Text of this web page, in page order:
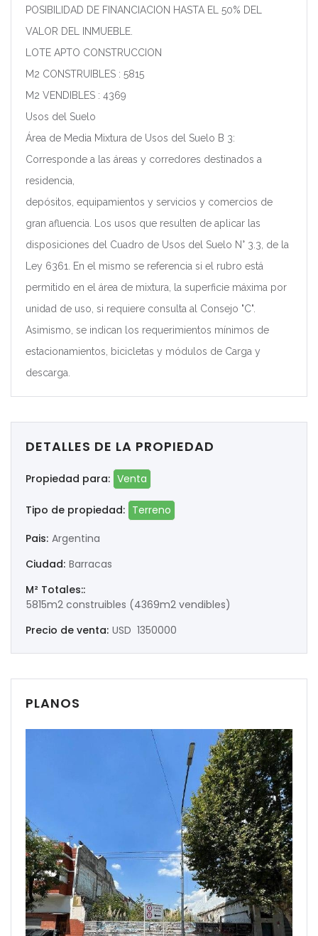
POSIBILIDAD DE FINANCIACION HASTA EL 50% DEL
VALOR DEL INMUEBLE.
LOTE APTO CONSTRUCCION
M2 CONSTRUIBLES : 5815
M2 VENDIBLES : 4369
Usos del Suelo
Área de Media Mixtura de Usos del Suelo B 3:
Corresponde a las áreas y corredores destinados a
residencia,
depósitos, equipamientos y servicios y comercios de
gran afluencia. Los usos que resulten de aplicar las
disposiciones del Cuadro de Usos del Suelo N° 3.3, de la
Ley 6361. En el mismo se referencia si el rubro está
permitido en el área de mixtura, la superficie máxima por
unidad de uso, si requiere consulta al Consejo "C".
Asimismo, se indican los requerimientos mínimos de
estacionamientos, bicicletas y módulos de Carga y
descarga.
DETALLES DE LA PROPIEDAD
Propiedad para: Venta
Tipo de propiedad: Terreno
Pais: Argentina
Ciudad: Barracas
M² Totales::
5815m2 construibles (4369m2 vendibles)
Precio de venta: USD 1350000
PLANOS